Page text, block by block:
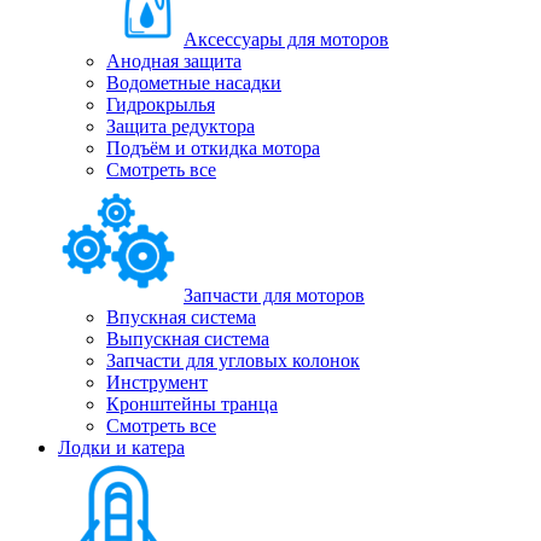
Аксессуары для моторов
Анодная защита
Водометные насадки
Гидрокрылья
Защита редуктора
Подъём и откидка мотора
Смотреть все
Запчасти для моторов
Впускная система
Выпускная система
Запчасти для угловых колонок
Инструмент
Кронштейны транца
Смотреть все
Лодки и катера